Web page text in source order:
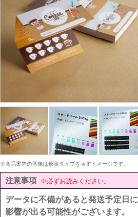
※商品案内の画像は形状タイプを表すイメージです。
注意事項 ※必ずお読みください。
データに不備があると発送予定日に
影響が出る可能性がございます。